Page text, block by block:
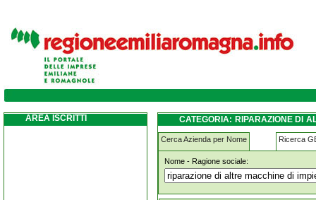
riparazione-di-altre-macchine-di-impiego-
marignano
AREA ISCRITTI
CATEGORIA: RIPARAZIONE DI
IN MARIGNANO
Cerca Azienda per Nome Ricerca
Nome - Ragione sociale:
riparazione-di-altre-macchine-di-